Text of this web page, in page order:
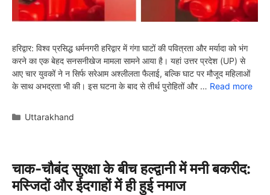
हरिद्वार: विश्व प्रसिद्ध धर्मनगरी हरिद्वार में गंगा घाटों की पवित्रता और मर्यादा को भंग
करने का एक बेहद सनसनीखेज मामला सामने आया है। यहां उत्तर प्रदेश (UP) से
आए चार युवकों ने न सिर्फ सरेआम अश्लीलता फैलाई, बल्कि घाट पर मौजूद महिलाओं
के साथ अभद्रता भी की। इस घटना के बाद से तीर्थ पुरोहितों और … Read more
Categories
Uttarakhand
चाक-चौबंद सुरक्षा के बीच हल्द्वानी में मनी बकरीद:
मस्जिदों और ईदगाहों में ही हुई नमाज